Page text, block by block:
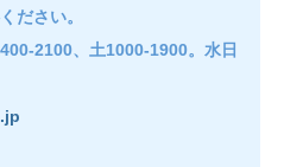
ださい。
2100、土1000-1900。水日